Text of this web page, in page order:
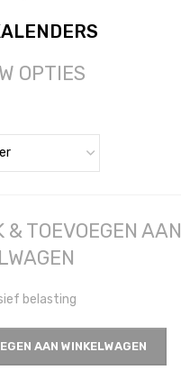
OPTIES
& TOEVOEGEN AAN
belasting
AAN WINKELWAGEN